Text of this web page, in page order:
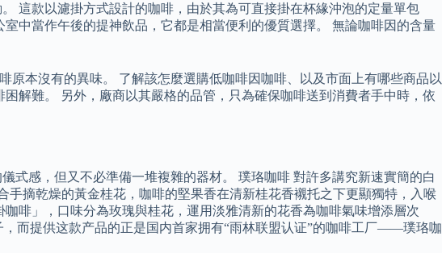
這款以濾掛方式設計的咖啡，由於其為可直接掛在杯緣沖泡的定量單包
中當作午後的提神飲品，它都是相當便利的優質選擇。 無論咖啡因的含量
本沒有的異味。 了解該怎麼選購低咖啡因咖啡、以及市面上有哪些商品以
解難。 另外，廠商以其嚴格的品管，只為確保咖啡送到消費者手中時，依
式感，但又不必準備一堆複雜的器材。 璞珞咖啡 對許多講究新速實簡的白
摘乾燥的黃金桂花，咖啡的堅果香在清新桂花香襯托之下更顯獨特，入喉
啡」，口味分為玫瑰與桂花，運用淡雅清新的花香為咖啡氣味增添層次
而提供这款产品的正是国内首家拥有“雨林联盟认证”的咖啡工厂——璞珞咖